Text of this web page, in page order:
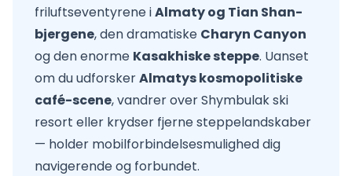
friluftseventyrene iAlmaty og Tian Shan-
bjergene, den dramatiske Charyn Canyon
og den enorme Kasakhiske steppe. Uanset
om du udforskerAlmatys kosmopolitiske
café-scene, vandrer over Shymbulak ski
resort eller krydser fjerne steppelan­dskaber
— holder mobilforbindelsesmulighed dig
navigerende og forbundet.